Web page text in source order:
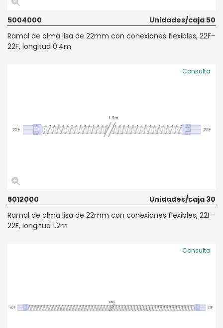
5004000
Unidades/caja 50
Ramal de alma lisa de 22mm con conexiones flexibles, 22F-
22F, longitud 0.4m
Consulta
5012000
Unidades/caja 30
Ramal de alma lisa de 22mm con conexiones flexibles, 22F-
22F, longitud 1.2m
Consulta